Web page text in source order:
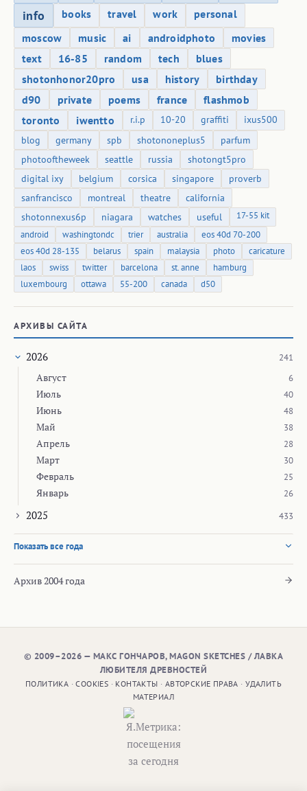
info
books travel work
personal
moscow
music ai androidphoto
movies
text
16-85 random tech
blues
shotonhonor20pro
usa history
birthday
d90
private poems france
flashmob
toronto
iwentto r.i.p 10-20 graffiti
ixus500
blog
germany spb shotononeplus5
parfum
photooftheweek
seattle russia
shotongt5pro
digital ixy
belgium corsica singapore
proverb
sanfrancisco
montreal theatre
california
shotonnexus6p
niagara watches useful
17-55 kit
android
washingtondc trier australia
eos 40d 70-200
eos 40d 28-135
belarus spain malaysia photo
caricature
laos
swiss twitter barcelona st. anne
hamburg
luxembourg
ottawa 55-200 canada d50
АРХИВЫ САЙТА
2026 241
Август 6
Июль 40
Июнь 48
Май 38
Апрель 28
Март 30
Февраль 25
Январь 26
2025 433
Показать все года
Архив 2004 года
© 2009–2026 — МАКС ГОНЧАРОВ, MAGON SKETCHES / ЛАВКА
ЛЮБИТЕЛЯ ДРЕВНОСТЕЙ
ПОЛИТИКА ·COOKIES · КОНТАКТЫ · АВТОРСКИЕ ПРАВА ·УДАЛИТЬ
МАТЕРИАЛ